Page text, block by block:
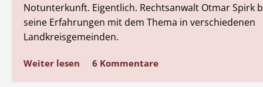
Notunterkunft. Eigentlich. Rechtsanwalt Otmar Spirk
seine Erfahrungen mit dem Thema in verschiedenen
Landkreisgemeinden.
Weiter lesen 6 Kommentare